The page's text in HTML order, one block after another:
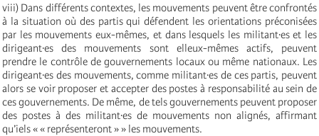
viii) Dans différents contextes, les mouvements peuvent être confrontés
à la situation où des partis qui défendent les orientations préconisées
par les mouvements eux-mêmes, et dans lesquels les militant·es et les
dirigeant·es des mouvements sont elleux-mêmes actifs, peuvent
prendre le contrôle de gouvernements locaux ou même nationaux. Les
dirigeant·es des mouvements, comme militant·es de ces partis, peuvent
alors se voir proposer et accepter des postes à responsabilité au sein de
ces gouvernements. De même, de tels gouvernements peuvent proposer
des postes à des militant·es de mouvements non alignés, affirmant
qu’iels « « représenteront » » les mouvements.